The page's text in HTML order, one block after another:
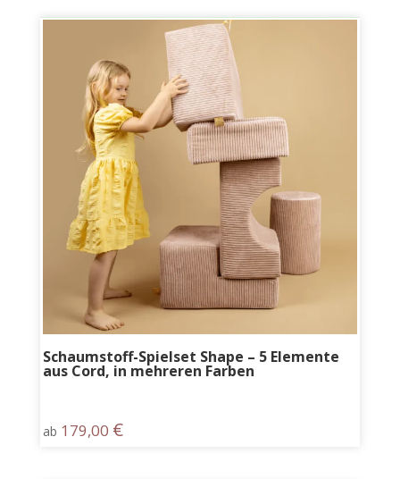
Schaumstoff-Spielset Shape – 5 Elemente
aus Cord, in mehreren Farben
ab 179,00 €